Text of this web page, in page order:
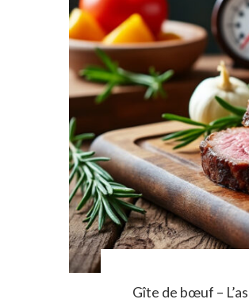
Gîte de bœuf –